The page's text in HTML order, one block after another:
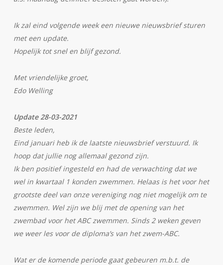
Ik zal eind volgende week een nieuwe nieuwsbrief sturen
met een update.
Hopelijk tot snel en blijf gezond.
Met vriendelijke groet,
Edo Welling
Update 28-03-2021
Beste leden,
Eind januari heb ik de laatste nieuwsbrief verstuurd. Ik
hoop dat jullie nog allemaal gezond zijn.
Ik ben positief ingesteld en had de verwachting dat we
wel in kwartaal 1 konden zwemmen. Helaas is het voor het
grootste deel van onze vereniging nog niet mogelijk om te
zwemmen. Wel zijn we blij met de opening van het
zwembad voor het ABC zwemmen. Sinds 2 weken geven
we weer les voor de diploma’s van het zwem-ABC.
Wat er de komende periode gaat gebeuren m.b.t. de